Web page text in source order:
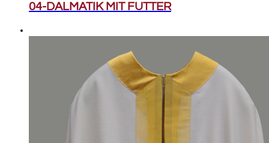
04-DALMATIK MIT FUTTER